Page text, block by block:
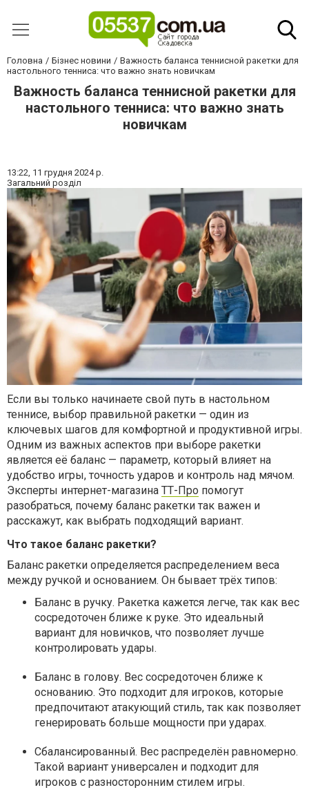
Головна Бізнес новини
Важность баланса теннисной ракетки для
настольного тенниса: что важно знать новичкам
Важность баланса теннисной ракетки для
настольного тенниса: что важно знать
новичкам
13:22, 11 грудня 2024 р.
Загальний розділ
Если вы только начинаете свой путь в настольном
теннисе, выбор правильной ракетки — один из
ключевых шагов для комфортной и продуктивной игры.
Одним из важных аспектов при выборе ракетки
является её баланс — параметр, который влияет на
удобство игры, точность ударов и контроль над мячом.
Эксперты интернет-магазина ТТ-Про помогут
разобраться, почему баланс ракетки так важен и
расскажут, как выбрать подходящий вариант.
Что такое баланс ракетки?
Баланс ракетки определяется распределением веса
между ручкой и основанием. Он бывает трёх типов:
Баланс в ручку. Ракетка кажется легче, так как вес
сосредоточен ближе к руке. Это идеальный
вариант для новичков, что позволяет лучше
контролировать удары.
Баланс в голову. Вес сосредоточен ближе к
основанию. Это подходит для игроков, которые
предпочитают атакующий стиль, так как позволяет
генерировать больше мощности при ударах.
Сбалансированный. Вес распределён равномерно.
Такой вариант универсален и подходит для
игроков с разносторонним стилем игры.